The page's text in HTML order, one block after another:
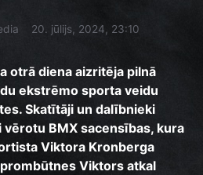
20. jūlijs, 2024, 23:10
otrā diena aizritēja pilnā
ekstrēmo sporta veidu
Skatītāji un dalībnieki
vērotu BMX sacensības, kura
Viktora Kronberga
Viktors atkal